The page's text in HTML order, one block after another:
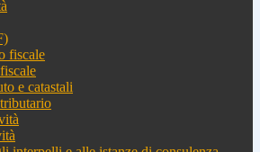
fiscale
e catastali